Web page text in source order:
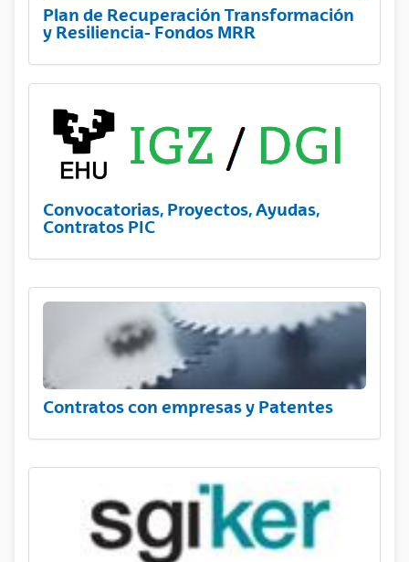
Plan de Recuperación Transformación
y Resiliencia- Fondos MRR
Convocatorias, Proyectos, Ayudas,
Contratos PIC
Contratos con empresas y Patentes